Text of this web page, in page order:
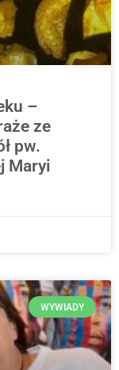
–
ze
pw.
Maryi
WYWIADY